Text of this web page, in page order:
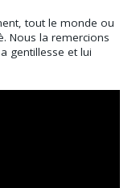
tout le monde ou
Nous la remercions
gentillesse et lui